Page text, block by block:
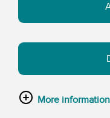
More information